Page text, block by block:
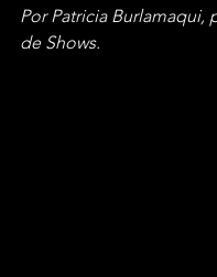
Por Patricia Burlamaqui,
de Shows.